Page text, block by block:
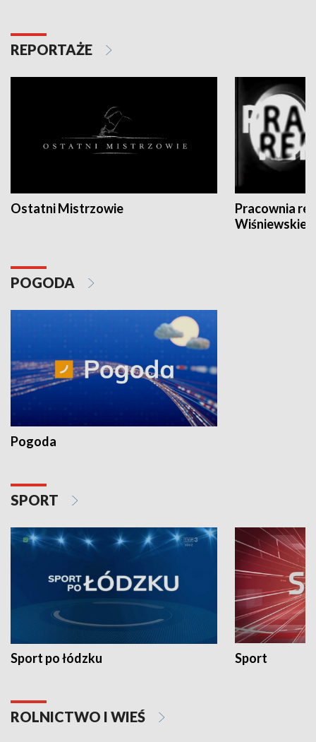
REPORTAŻE
Ostatni Mistrzowie
Pracownia
POGODA
Pogoda
SPORT
Sport po łódzku Sport
ROLNICTWO I WIEŚ